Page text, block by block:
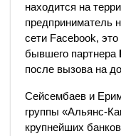
находится на
предприниматель
сети Facebook,
бывшего партнера
после вызова на
Сейсембаев и
группы «Альянс-
крупнейших